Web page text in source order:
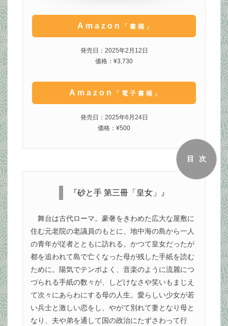
Amazon 「書籍」
発売日：2025年2月12日
価格：¥3,730
Amazon 「電子書籍」
発売日：2025年6月24日
価格：¥500
『砂と手 第三冊「皇女」』
舞台は古代ローマ。豪奢をきわめた広大な屋敷に
住む元老院の老議員のもとに、地中海の島から一人
の青年が従者とともに訪れる。かつて皇女だったが
都を追われて島で亡くなった母が残した手紙を読む
ために。陽気でテンポよく、音楽のように流麗につ
づられる手紙の数々が、しどけなさや笑いもまじえ
て次々にあらわにする母の人生。愛らしい少女が若
い兵士と激しい恋をし、やがて別れて妻となり母と
なり、夫や弟を通して国の政治にたずさわって行
目次